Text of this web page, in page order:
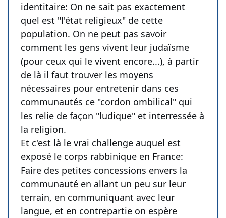
identitaire: On ne sait pas exactement
quel est "l'état religieux" de cette
population. On ne peut pas savoir
comment les gens vivent leur judaïsme
(pour ceux qui le vivent encore...), à partir
de là il faut trouver les moyens
nécessaires pour entretenir dans ces
communautés ce "cordon ombilical" qui
les relie de façon "ludique" et interressée à
la religion.
Et c'est là le vrai challenge auquel est
exposé le corps rabbinique en France:
Faire des petites concessions envers la
communauté en allant un peu sur leur
terrain, en communiquant avec leur
langue, et en contrepartie on espère